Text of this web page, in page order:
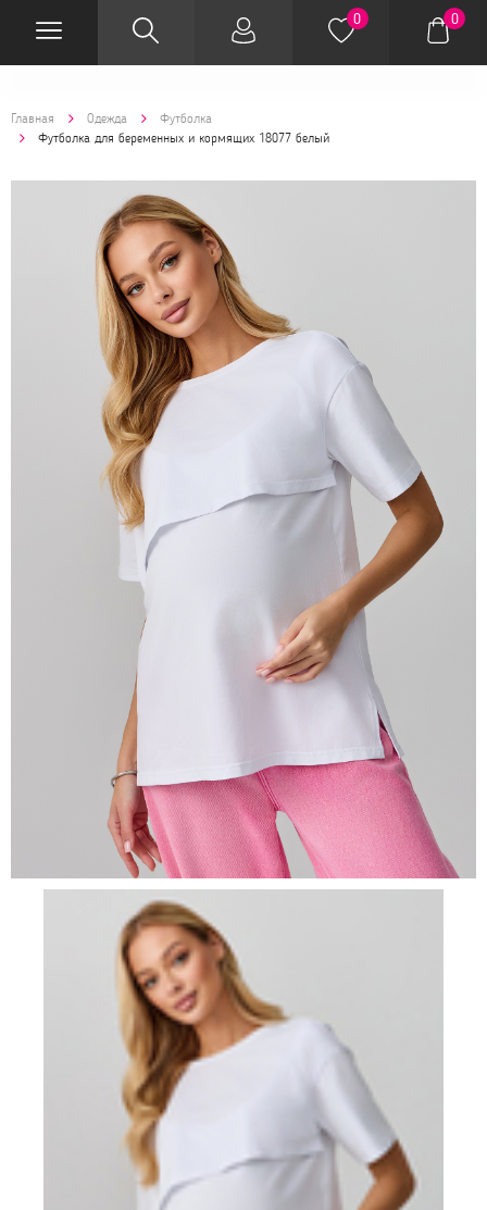
0 0
Главная Одежда
Футболка
Футболка для беременных и кормящих 18077 белый